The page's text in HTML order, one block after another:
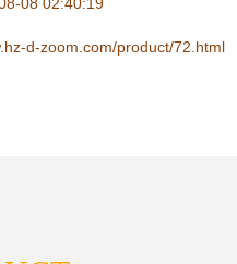
d-zoom.com/product/72.html